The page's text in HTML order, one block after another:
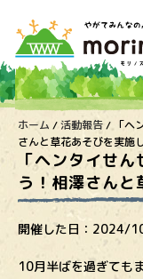
ホーム /活動報告/ 「
さんと草花あそびを実施
「ヘンタイせ
う！相澤さんと
開催した日： 2024/
10月半ばを過ぎても